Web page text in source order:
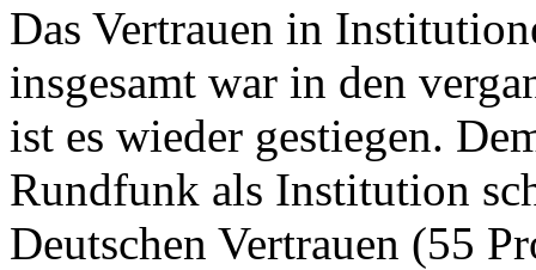
Das Vertrauen in
insgesamt war in den
ist es wieder gestiegen.
Rundfunk als Institution
Deutschen Vertrauen (55